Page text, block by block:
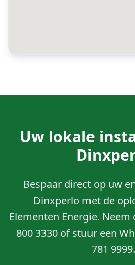
Uw lokale
Bespaar direct op uw
Dinxperlo met de
Elementen Energie.
800 3330 of stuur een
781 9999.